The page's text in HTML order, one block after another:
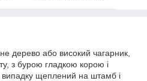
дерево або високий чагарник,
з бурою гладкою корою і
щеплений на штамб і